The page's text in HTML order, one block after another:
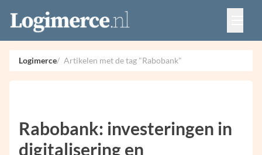
Vacatures
Events
Adverteren
Partners
Logimerce Artikelen met de tag "Rabobank"
Rabobank: investeringen in
digitalisering en